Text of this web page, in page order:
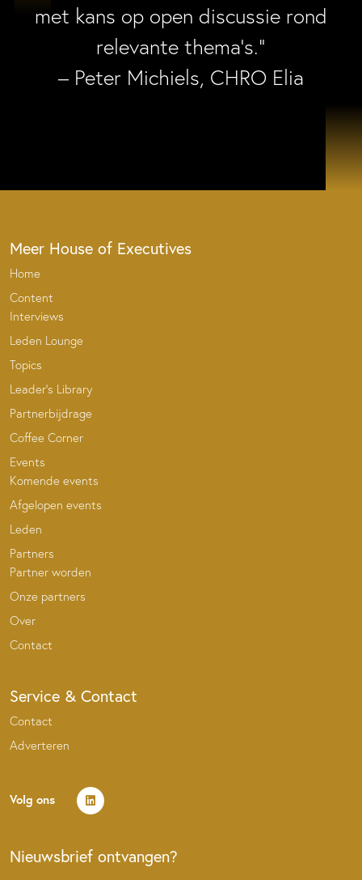
met kans op open discussie rond
relevante thema’s.”
– Peter Michiels, CHRO Elia
Meer House of Executives
Home
Content
Interviews
Leden Lounge
Topics
Leader’s Library
Partnerbijdrage
Coffee Corner
Events
Komende events
Afgelopen events
Leden
Partners
Partner worden
Onze partners
Over
Contact
Service & Contact
Contact
Adverteren
Volg ons
Nieuwsbrief ontvangen?